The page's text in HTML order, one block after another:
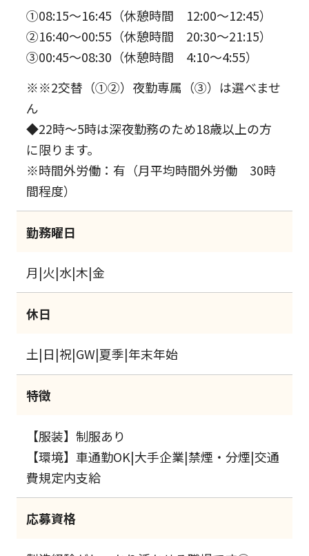
①08:15～16:45（休憩時間 12:00～12:45）
②16:40～00:55（休憩時間 20:30～21:15）
③00:45～08:30（休憩時間 4:10～4:55）
※※2交替（①②）夜勤専属（③）は選べませ
ん
◆22時～5時は深夜勤務のため18歳以上の方
に限ります。
※時間外労働：有（月平均時間外労働 30時
間程度）
勤務曜日
月|火|水|木|金
休日
土|日|祝|GW|夏季|年末年始
特徴
【服装】制服あり
【環境】車通勤OK|大手企業|禁煙・分煙|交通
費規定内支給
応募資格